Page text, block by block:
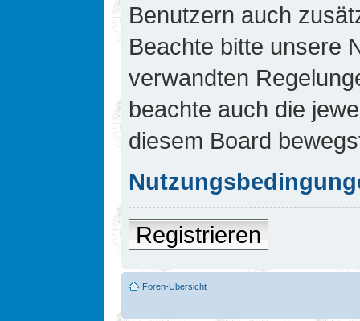
Benutzern auch
Beachte bitte unsere
verwandten
beachte auch die
diesem Board
Registrieren
Foren-Übersicht